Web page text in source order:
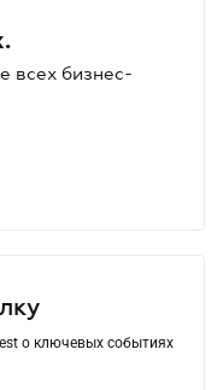
всех бизнес-
о ключевых событиях